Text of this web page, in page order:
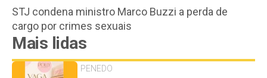
STJ condena ministro Marco Buzzi a perda de
cargo por crimes sexuais
Mais lidas
PENEDO